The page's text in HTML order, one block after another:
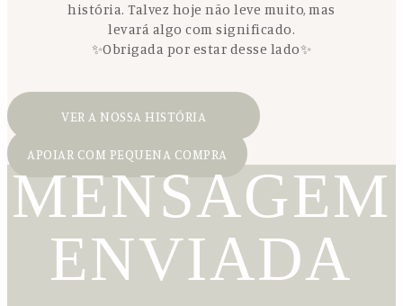
história. Talvez hoje não leve muito, mas
levará algo com significado.
✨Obrigada por estar desse lado✨
VER A NOSSA HISTÓRIA
APOIAR COM PEQUENA COMPRA
MENSAGEM
ENVIADA